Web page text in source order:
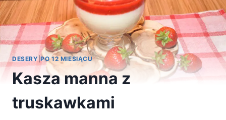
DESERY |PO 12 MIESIĄCU
Kasza manna z
truskawkami